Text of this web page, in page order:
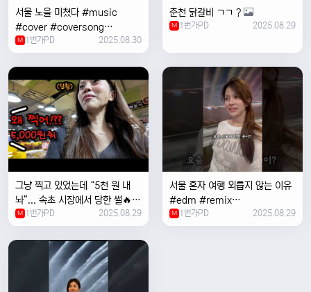
서울 노을 미쳤다 #music
#cover #coversong
#singer #서울 #노을 #한국 #
한강
M 1번가PD 2025.08.30
춘천 닭갈비 ㄱㄱ ?
M 1번가PD 2025.08.29
그냥 찍고 있었는데 “5천 원 내
놔”... 속초 시장에서 당한 썰🔥
M 1번가PD 2025.08.29
서울 혼자 여행 외릅지 않는 이유
#edm #remix
#electronicmusic #singer
#newmusic #music #여행
M 1번가PD 2025.08.29